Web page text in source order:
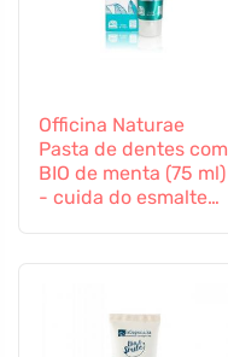
Officina Naturae
Pasta de dentes com
BIO de menta (75 ml)
- cuida do esmalte